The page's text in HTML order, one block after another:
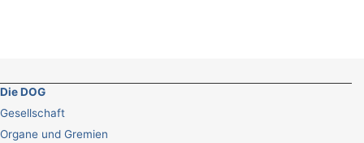
Die DOG
Gesellschaft
Organe und Gremien